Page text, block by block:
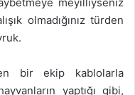
olmadığınız türden
bir ekip kablolarla
yaptığı gibi,